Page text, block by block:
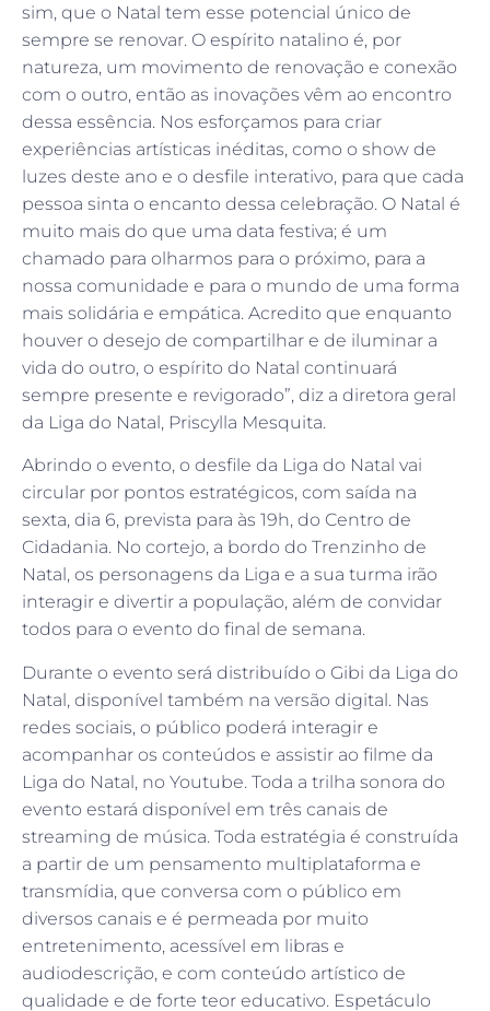
sim, que o Natal tem esse potencial único de
sempre se renovar. O espírito natalino é, por
natureza, um movimento de renovação e conexão
com o outro, então as inovações vêm ao encontro
dessa essência. Nos esforçamos para criar
experiências artísticas inéditas, como o show de
luzes deste ano e o desfile interativo, para que cada
pessoa sinta o encanto dessa celebração. O Natal é
muito mais do que uma data festiva; é um
chamado para olharmos para o próximo, para a
nossa comunidade e para o mundo de uma forma
mais solidária e empática. Acredito que enquanto
houver o desejo de compartilhar e de iluminar a
vida do outro, o espírito do Natal continuará
sempre presente e revigorado”, diz a diretora geral
da Liga do Natal, Priscylla Mesquita.
Abrindo o evento, o desfile da Liga do Natal vai
circular por pontos estratégicos, com saída na
sexta, dia 6, prevista para às 19h, do Centro de
Cidadania. No cortejo, a bordo do Trenzinho de
Natal, os personagens da Liga e a sua turma irão
interagir e divertir a população, além de convidar
todos para o evento do final de semana.
Durante o evento será distribuído o Gibi da Liga do
Natal, disponível também na versão digital. Nas
redes sociais, o público poderá interagir e
acompanhar os conteúdos e assistir ao filme da
Liga do Natal, no Youtube. Toda a trilha sonora do
evento estará disponível em três canais de
streaming de música. Toda estratégia é construída
a partir de um pensamento multiplataforma e
transmídia, que conversa com o público em
diversos canais e é permeada por muito
entretenimento, acessível em libras e
audiodescrição, e com conteúdo artístico de
qualidade e de forte teor educativo. Espetáculo